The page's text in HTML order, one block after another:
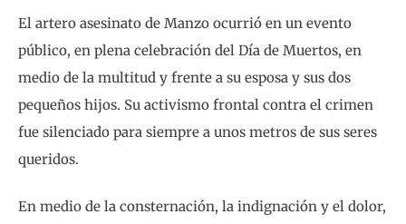
El artero asesinato de Manzo ocurrió en un evento
público, en plena celebración del Día de Muertos, en
medio de la multitud y frente a su esposa y sus dos
pequeños hijos. Su activismo frontal contra el crimen
fue silenciado para siempre a unos metros de sus seres
queridos.
En medio de la consternación, la indignación y el dolor,